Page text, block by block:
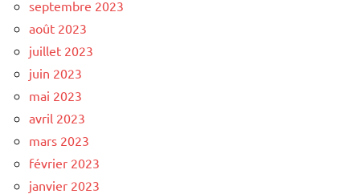
septembre 2023
août 2023
juillet 2023
juin 2023
mai 2023
avril 2023
mars 2023
février 2023
janvier 2023